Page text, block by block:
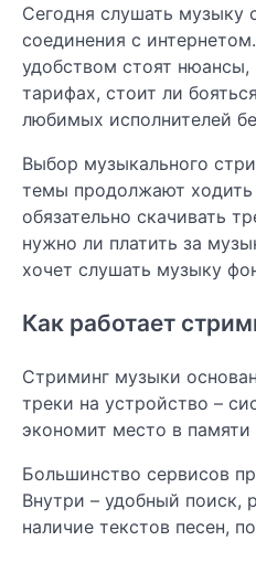
Сегодня слушать музыку
соединения с
удобством стоят нюансы,
тарифах, стоит ли
любимых исполнителей
Выбор музыкального
темы продолжают
обязательно скачивать
нужно ли платить за
хочет слушать музыку
Как работает
Стриминг музыки
треки на устройство –
экономит место в
Большинство сервисов
Внутри – удобный поиск,
наличие текстов песен,